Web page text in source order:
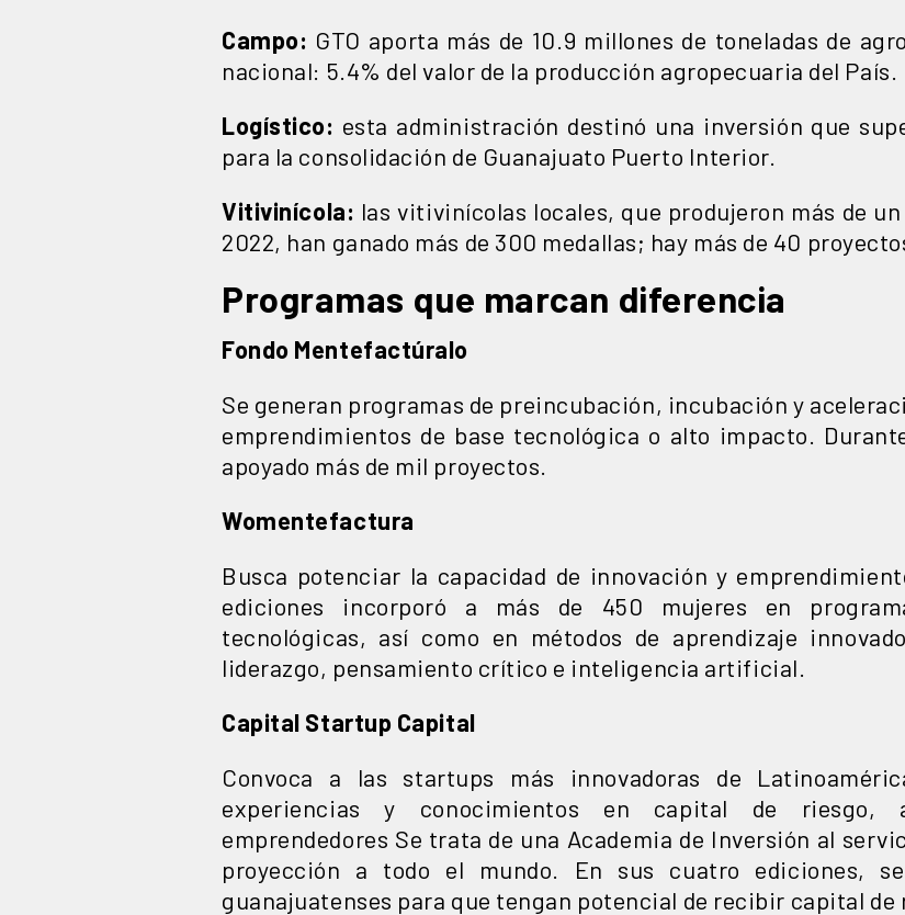
Campo: GTO aporta más de 10.9 millones de toneladas de
nacional: 5.4% del valor de la producción agropecuaria del País.
Logístico: esta administración destinó una inversión que
para la consolidación de Guanajuato Puerto Interior.
Vitivinícola: las vitivinícolas locales, que produjeron más de
2022, han ganado más de 300 medallas; hay más de 40
Programas que marcan diferencia
Fondo Mentefactúralo
Se generan programas de preincubación, incubación y
emprendimientos de base tecnológica o alto impacto.
apoyado más de mil proyectos.
Womentefactura
Busca potenciar la capacidad de innovación y
ediciones incorporó a más de 450 mujeres en
tecnológicas, así como en métodos de aprendizaje
liderazgo, pensamiento crítico e inteligencia artificial.
Capital Startup Capital
Convoca a las startups más innovadoras de
experiencias y conocimientos en capital de riesgo,
emprendedores Se trata de una Academia de Inversión al
proyección a todo el mundo. En sus cuatro ediciones,
guanajuatenses para que tengan potencial de recibir capital de